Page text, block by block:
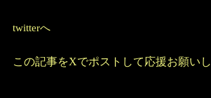
twitterへ
この記事をXでポストして応援お願いし